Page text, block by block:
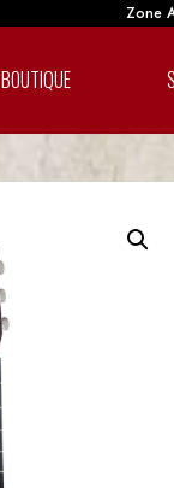
Zone
BOUTIQUE